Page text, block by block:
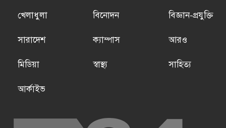
খেলাধুলা বিনোদন বিজ্ঞান-প্রযুক্তি
সারাদেশ ক্যাম্পাস আরও
মিডিয়া স্বাস্থ্য সাহিত্য
আর্কাইভ